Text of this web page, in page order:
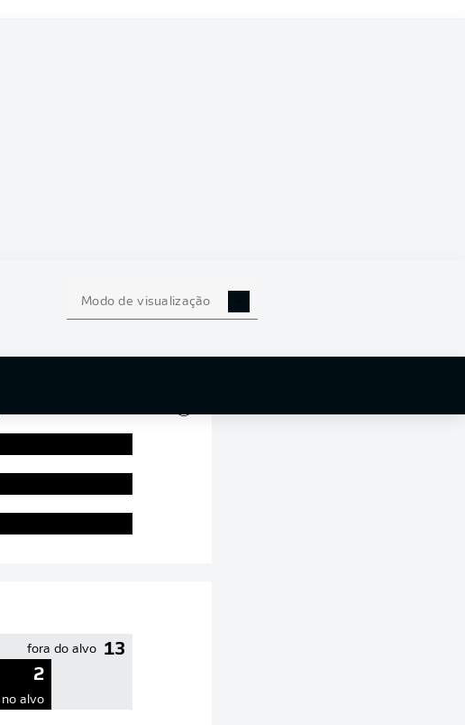
Modo de visualização
13
fora do alvo
2
no alvo